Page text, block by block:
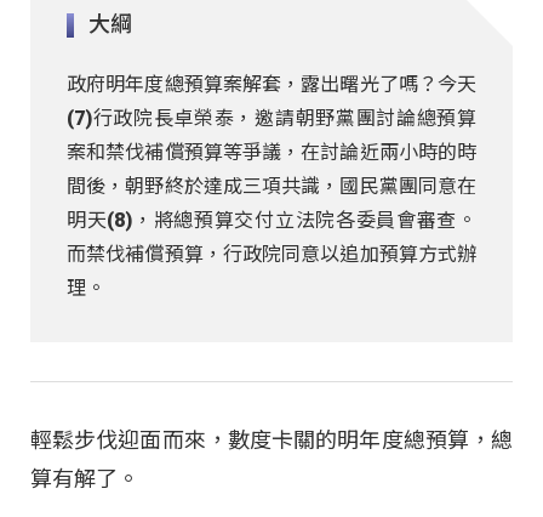
大綱
政府明年度總預算案解套，露出曙光了嗎？今天
(7)行政院長卓榮泰，邀請朝野黨團討論總預算
案和禁伐補償預算等爭議，在討論近兩小時的時
間後，朝野終於達成三項共識，國民黨團同意在
明天(8)，將總預算交付立法院各委員會審查。
而禁伐補償預算，行政院同意以追加預算方式辦
理。
輕鬆步伐迎面而來，數度卡關的明年度總預算，總
算有解了。